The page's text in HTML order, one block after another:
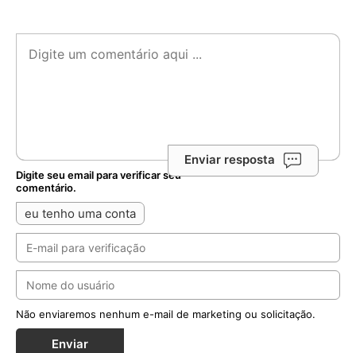
Enviar resposta
Digite seu email para verificar seu
comentário.
eu tenho uma conta
Não enviaremos nenhum e-mail de marketing ou solicitação.
Enviar